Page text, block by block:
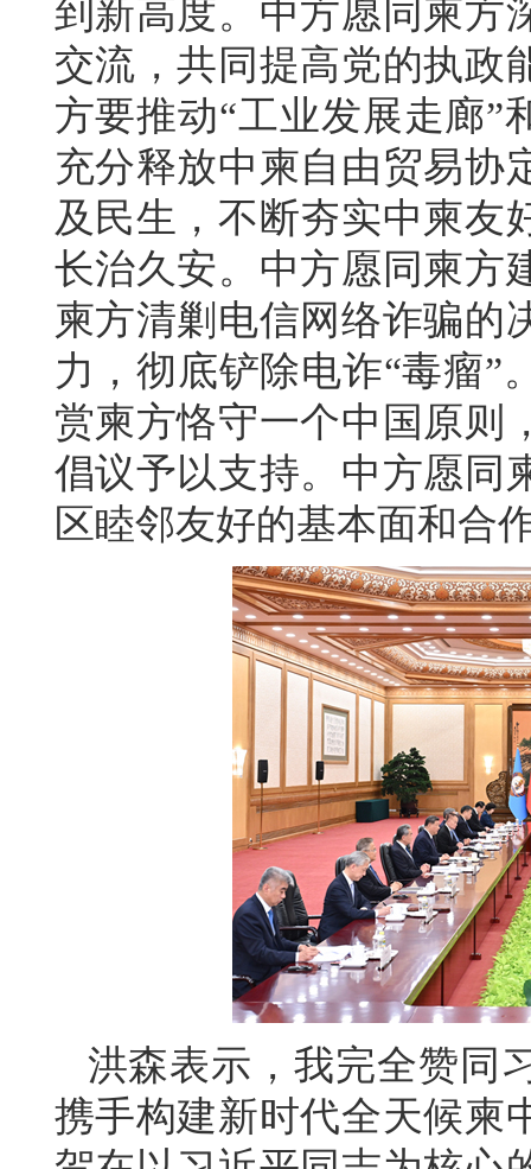
到新高度。中方愿同柬方
交流，共同提高党的执政
方要推动“工业发展走廊”
充分释放中柬自由贸易协
及民生，不断夯实中柬友
长治久安。中方愿同柬方
柬方清剿电信网络诈骗的
力，彻底铲除电诈“毒瘤”
赏柬方恪守一个中国原则
倡议予以支持。中方愿同
区睦邻友好的基本面和合
洪森表示，我完全赞同
携手构建新时代全天候柬